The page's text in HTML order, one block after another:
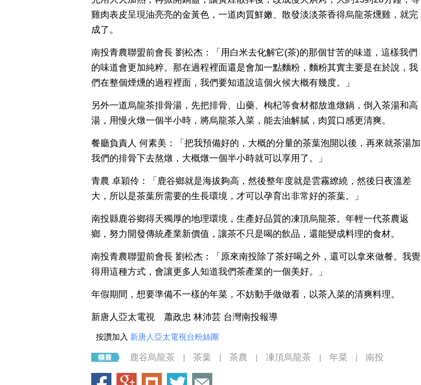
雞肉表皮呈現油亮亮的金黃色，一道肉質鮮嫩、散發淡淡茶香得烏龍茶燻雞，就完
成了。
南投青農聯盟前會長 劉松杰：「用白米去化解它(茶)的那個甘苦的味道，這樣我們
的味道會更加純粹。那在過程裡面還是會加一點麵粉，麵粉其實主要是在於說，我
們在整個煙燻的過程裡面，我們要知道說這個火候大概有幾度。」
另外一道烏龍茶排骨湯，先把排骨、山藥、枸杞等食材都放進燉鍋，倒入茶湯和高
湯，用慢火燉一個半小時，將烏龍茶入菜，能去油解膩，肉質口感更清爽。
餐廳負責人 何素美：「把我預備好的，大概的分量的茶葉泡開以後，再來就茶湯加
我們的排骨下去熬燉，大概燉一個半小時就可以享用了。」
青農 卓穎伶：「鹿谷鄉就是海拔夠高，然後整年度就是雲霧繚繞，然後日夜溫差
大，所以是茶葉所需要的生長環境，才可以孕育出非常好的茶葉。」
南投縣鹿谷鄉得天獨厚的地理環境，生產好品質的凍頂烏龍茶。年輕一代茶農返
鄉，努力開發傳統產業新價值，讓茶不只是喝的飲品，還能變成料理的食材。
南投青農聯盟前會長 劉松杰：「原來南投除了茶好喝之外，還可以拿來做餐。我覺
得用這種方式，會讓更多人知道我們茶產業的一個美好。」
年假期間，想要準備不一樣的年菜，不妨動手做做看，以茶入菜的清爽料理。
新唐人亞太電視 蕭政忠 林沛芸 台灣南投報導
按讚加入 新唐人亞太電視台粉絲團
鹿谷烏龍茶 茶葉 茶農 凍頂烏龍茶 年菜 南投